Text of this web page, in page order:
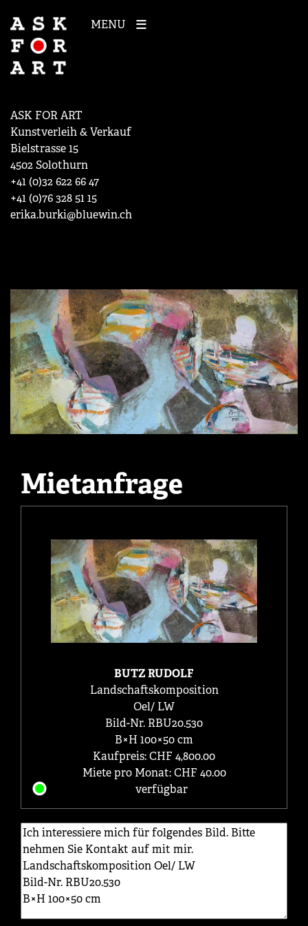
MENU
ASK FOR ART
Kunstverleih & Verkauf
Bielstrasse 15
4502 Solothurn
+41 (0)32 622 66 47
+41 (0)76 328 51 15
erika.burki@bluewin.ch
Mietanfrage
BUTZ RUDOLF
Landschaftskomposition
Oel/ LW
Bild-Nr. RBU20.530
B×H 100×50 cm
Kaufpreis: CHF 4,800.00
Miete pro Monat: CHF 40.00
verfügbar